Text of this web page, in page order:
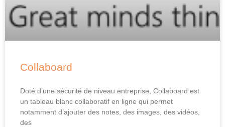
Collaboard
Doté d’une sécurité de niveau entreprise, Collaboard est
un tableau blanc collaboratif en ligne qui permet
notamment d’ajouter des notes, des images, des vidéos,
des